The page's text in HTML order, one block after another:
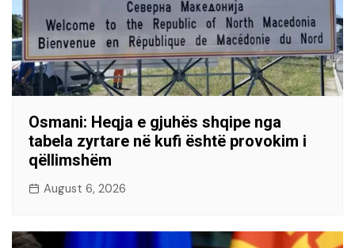
Osmani: Heqja e gjuhës shqipe nga
tabela zyrtare në kufi është provokim i
qëllimshëm
August 6, 2026